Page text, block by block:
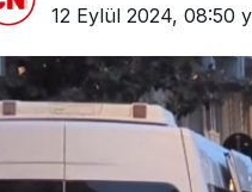
12 Eylül 2024, 08:50